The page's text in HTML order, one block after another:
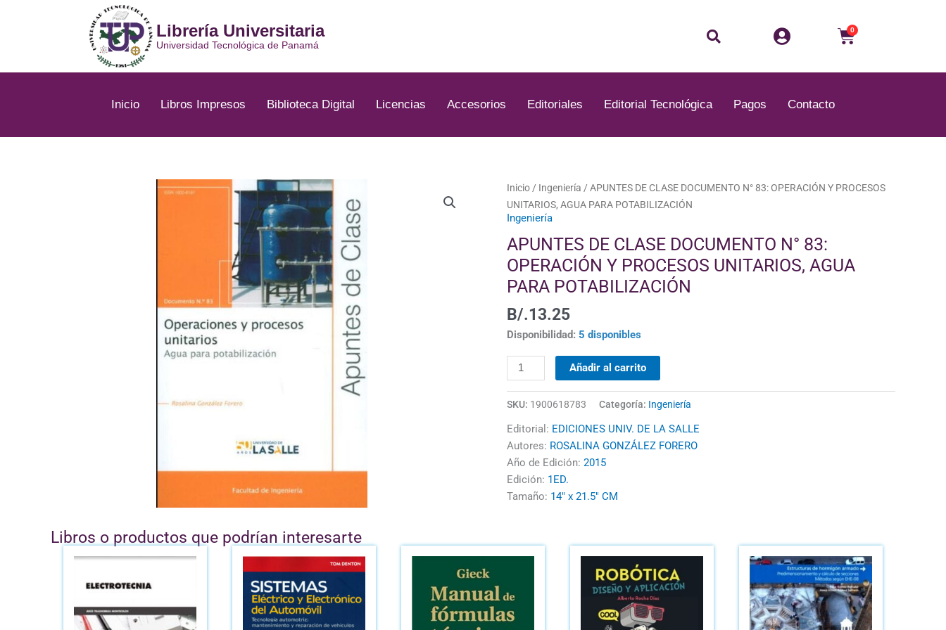
Librería Universitaria
Universidad Tecnológica de Panamá Buscar 0
Carrito
Inicio Libros Impresos Biblioteca Digital Licencias Accesorios Editoriales Editorial Tecnológica Pagos Contacto
Inicio / Ingeniería / APUNTES DE CLASE DOCUMENTO N° 83: OPERACIÓN Y PROCESOS
UNITARIOS, AGUA PARA POTABILIZACIÓN
Ingeniería
APUNTES DE CLASE DOCUMENTO N° 83:
OPERACIÓN Y PROCESOS UNITARIOS, AGUA
PARA POTABILIZACIÓN
B/.13.25
Disponibilidad: 5 disponibles
APUNTES
DE
CLASE
DOCUMENTO
N°
83:
OPERACIÓN
Y
PROCESOS
UNITARIOS,
AGUA
PARA
POTABILIZACIÓN
cantidad
Añadir al carrito
SKU: 1900618783 Categoría: Ingeniería
Editorial: EDICIONES UNIV. DE LA SALLE
Autores: ROSALINA GONZÁLEZ FORERO
Año de Edición: 2015
Edición: 1ED.
Tamaño: 14" x 21.5" CM
Libros o productos que podrían interesarte